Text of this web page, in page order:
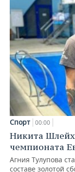
Спорт 00:00
Никита
чемпионата
Агния Тулупова
составе золотой